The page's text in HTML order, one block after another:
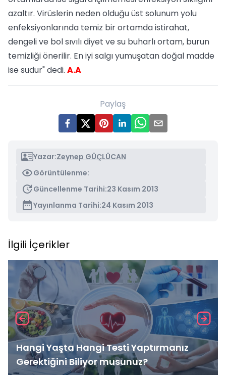
azaltır. Virüslerin neden olduğu üst solunum yolu
enfeksiyonlarında temiz bir ortamda istirahat,
dengeli ve bol sıvılı diyet ve su buharlı ortam, burun
temizliği önerilir. En iyi salgı yumuşatan doğal madde
ise sudur" dedi. A.A
Paylaş
Yazar:Zeynep GÜÇLÜCAN
Görüntülenme:
Güncellenme Tarihi:23 Kasım 2013
Yayınlanma Tarihi:24 Kasım 2013
İlgili İçerikler
Hangi Yaşta Hangi Testi Yaptırmanız
Gerektiğini Biliyor musunuz?